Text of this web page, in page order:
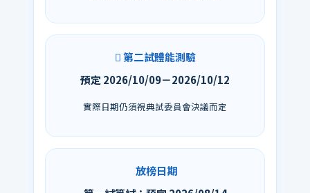
第二試體能測驗
預定 2026/10/09－2026/10/12
實際日期仍須視典試委員會決議而定
放榜日期